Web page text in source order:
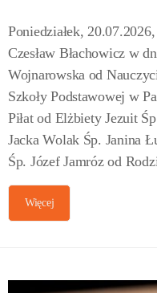
Poniedziałek,
Czesław Błachowicz w
Wojnarowska od
Szkoły Podstawowej w
Piłat od Elżbiety Jezuit
Jacka Wolak Śp. Janina
Śp. Józef Jamróz od
Więcej